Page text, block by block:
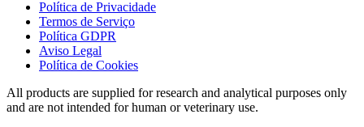
Política de Privacidade
Termos de Serviço
Política GDPR
Aviso Legal
Política de Cookies
All products are supplied for research and analytical purposes only
and are not intended for human or veterinary use.